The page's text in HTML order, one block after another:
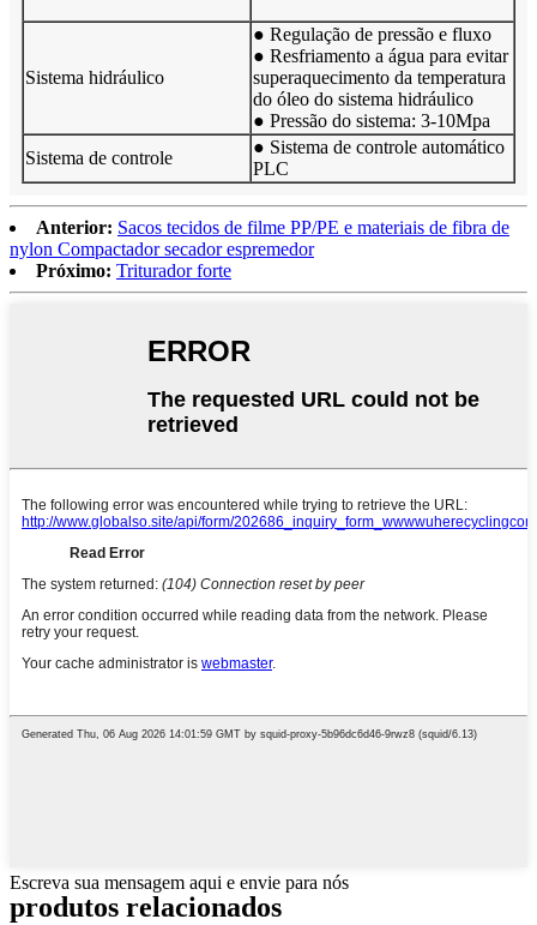
Sistema hidráulico
● Regulação de pressão e fluxo
● Resfriamento a água para evitar
superaquecimento da temperatura
do óleo do sistema hidráulico
● Pressão do sistema: 3-10Mpa
Sistema de controle
● Sistema de controle automático
PLC
Anterior: Sacos tecidos de filme PP/PE e materiais de fibra de
nylon Compactador secador espremedor
Próximo: Triturador forte
Escreva sua mensagem aqui e envie para nós
produtos relacionados